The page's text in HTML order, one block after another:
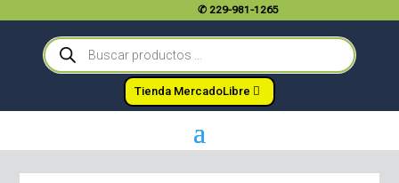
✆ 229-981-1265
Búsqueda
de
productos
Tienda MercadoLibre